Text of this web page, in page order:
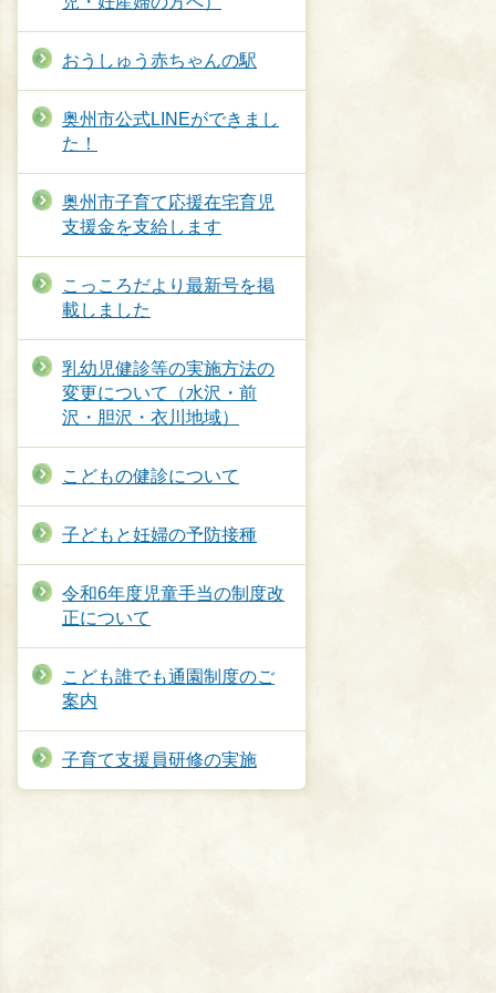
おうしゅう赤ちゃんの駅
奥州市公式LINEができまし
た！
奥州市子育て応援在宅育児
支援金を支給します
こっころだより最新号を掲
載しました
乳幼児健診等の実施方法の
変更について（水沢・前
沢・胆沢・衣川地域）
こどもの健診について
子どもと妊婦の予防接種
令和6年度児童手当の制度改
正について
こども誰でも通園制度のご
案内
子育て支援員研修の実施